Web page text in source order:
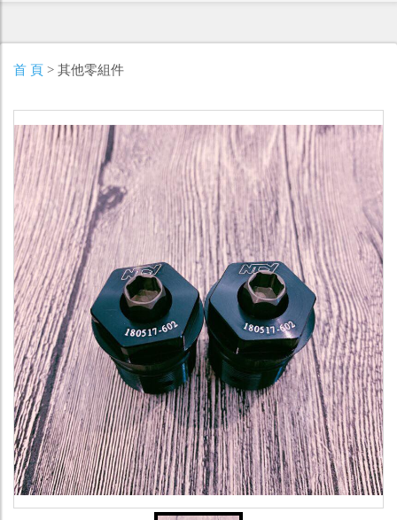
首 頁 > 其他零組件